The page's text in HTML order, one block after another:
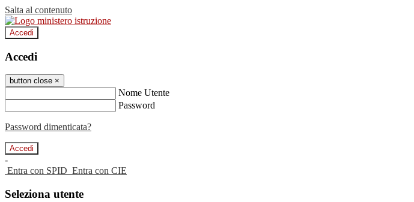
Salta al contenuto
Accedi
Accedi
button close ×
Nome Utente
Password
Password dimenticata?
-
Entra con SPID Entra con CIE
Seleziona utente